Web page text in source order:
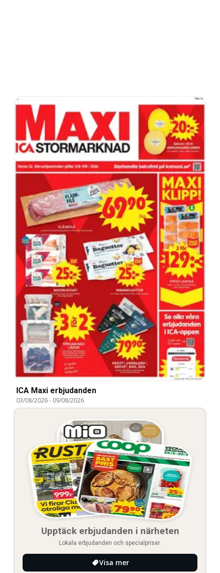
ICA Maxi erbjudanden
03/08/2026- 09/08/2026
Upptäck erbjudanden i närheten
Lokala erbjudanden och specialpriser.
Visa mer